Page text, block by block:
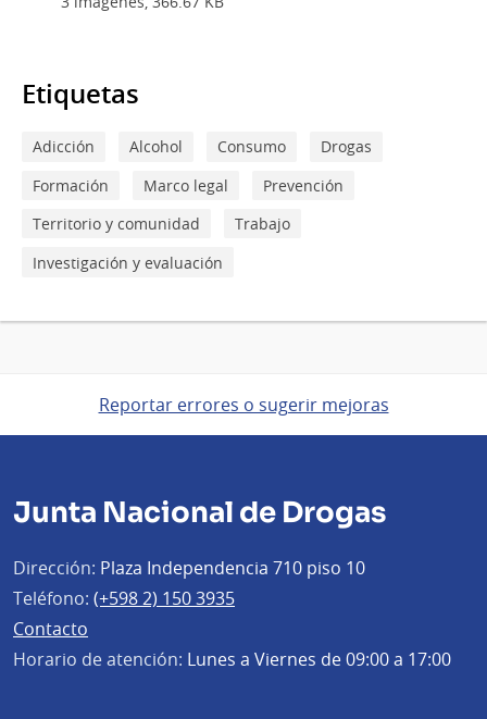
Etiquetas
Adicción Alcohol Consumo
Drogas
Formación
Marco legal
Prevención
Territorio y comunidad
Trabajo
Investigación y evaluación
Reportar errores o sugerir mejoras
Junta Nacional de Drogas
Dirección: Plaza Independencia 710 piso 10
Teléfono: (+598 2) 150 3935
Contacto
Horario de atención: Lunes a Viernes de 09:00 a 17:00